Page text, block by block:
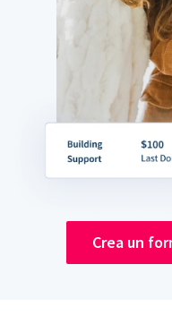
Crea un